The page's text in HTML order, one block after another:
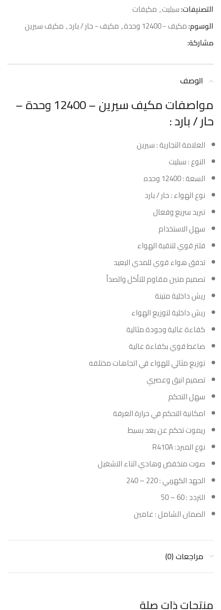
التصنيفات:سبليت, مكيفات
الوسوم:مكيف - 12400 وحدة , مكيف - حار / بارد, مكيف سيرين
مشاركة:
الوصف
مواصفات مكيف سيرين – 12400 وحدة –
حار / بارد :
العلامة التجارية : سيرين
النوع : سبليت
السعة : 12400 وحده
نوع الهواء : حار / بارد
تبريد سريع وفعال
سهل الاستخدام
فلتر قوي لتنقية الهواء
تدفق هواء قوي للمدي البعيد
تصميم متين مقاوم للتأكل والصدأ
ريش داخلية متينة
ريش داخلية لتوزيع الهواء
كفاءة عالية وجودة مثالية
ضاغط قوي بكفاءة عالية
توزيع مثالي للهواء في اتجاهات مختلفه
تصميم انيق وعصري
سهل التحكم
امكانية التحكم في حرارة الغرفة
ريموت تحكم عن بعد بسيط
نوع المبرد: R410A
صوت منخفض وهادي اثناء التشغيل
الجهد الكهربي : 220 – 240
التردد : 60 – 50
الضمان الشامل : عامين
مراجعات (0)
منتجات ذات صلة